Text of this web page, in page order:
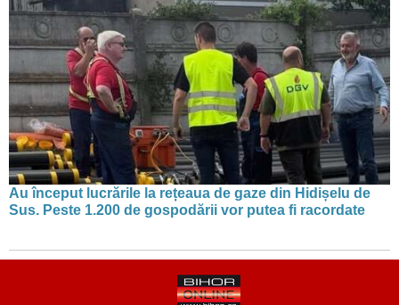
Au început lucrările la rețeaua de gaze din Hidișelu de
Sus. Peste 1.200 de gospodării vor putea fi racordate